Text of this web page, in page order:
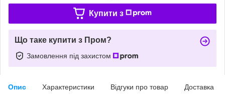
Купити з
Що таке купити з Пром?
Замовлення під захистом
Опис Характеристики Відгуки про товар Доставка